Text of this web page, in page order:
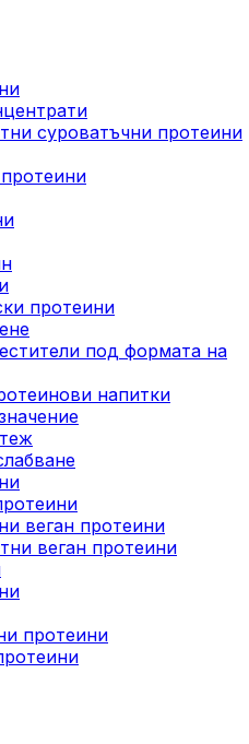
суроватъчни протеини
протеини
под формата на
напитки
веган протеини
веган протеини
протеини